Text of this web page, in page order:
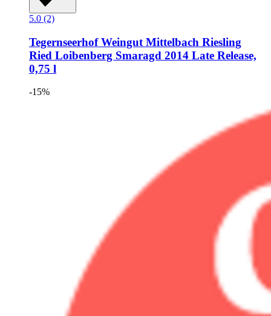
5.0 (2)
Tegernseerhof Weingut Mittelbach Riesling
Ried Loibenberg Smaragd 2014 Late Release,
0,75 l
-15%